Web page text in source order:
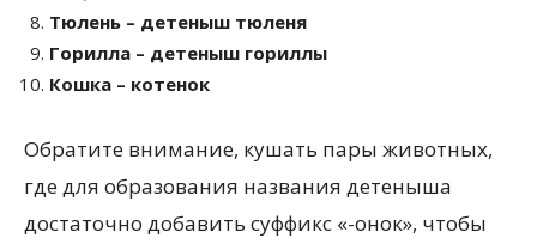
Тюлень – детеныш тюленя
Горилла – детеныш гориллы
Кошка – котенок
Обратите внимание, кушать пары животных,
где для образования названия детеныша
достаточно добавить суффикс «-онок», чтобы